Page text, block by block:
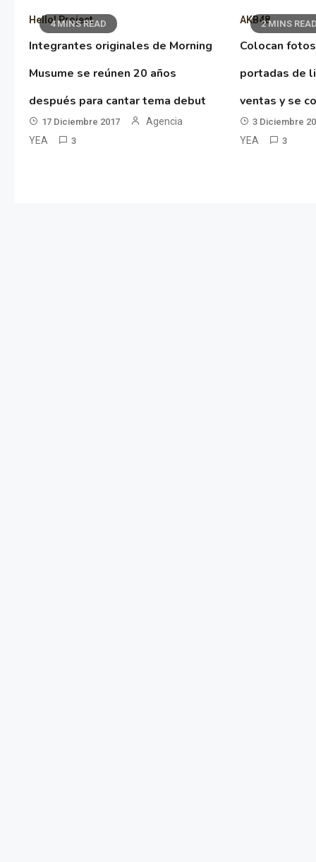
4 MINS READ
Hello! Project
Integrantes originales de Morning
Musume se reúnen 20 años
después para cantar tema debut
17 Diciembre 2017
Agencia
YEA
3
2 MINS READ
AKB48
Colocan
portadas de
ventas y se
3 Diciembre
YEA
3